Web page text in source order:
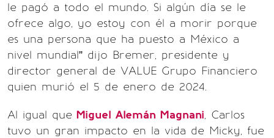
le pagó a todo el mundo. Si algún día se le
ofrece algo, yo estoy con él a morir porque
es una persona que ha puesto a México a
nivel mundial” dijo Bremer, presidente y
director general de VALUE Grupo Financiero
quien murió el 5 de enero de 2024.
Al igual que Miguel Alemán Magnani, Carlos
tuvo un gran impacto en la vida de Micky, fue